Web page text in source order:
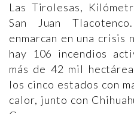
Las Tirolesas,
San Juan
enmarcan en una crisis
hay 106 incendios
más de 42 mil
los cinco estados con
calor, junto con